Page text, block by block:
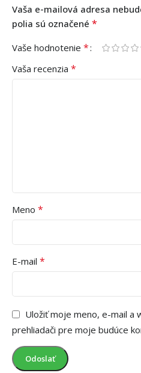
Vaša e-mailová adresa
polia sú označené *
Vaše hodnotenie *
Vaša recenzia *
Meno *
E-mail *
Uložiť moje meno, e-mail a
prehliadači pre moje budúce